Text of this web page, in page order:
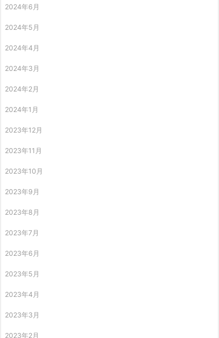
2024年6月
2024年5月
2024年4月
2024年3月
2024年2月
2024年1月
2023年12月
2023年11月
2023年10月
2023年9月
2023年8月
2023年7月
2023年6月
2023年5月
2023年4月
2023年3月
2023年2月